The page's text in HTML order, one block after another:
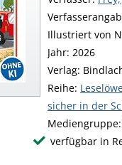
Illustriert von
Jahr: 2026
Verlag:
Reihe:
sicher in der
Mediengruppe:
verfügbar in